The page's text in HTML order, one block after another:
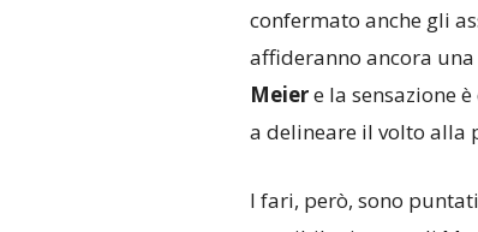
confermato anche gli
affideranno ancora
Meiere la sensazione
a delineare il volto alla
I fari, però, sono